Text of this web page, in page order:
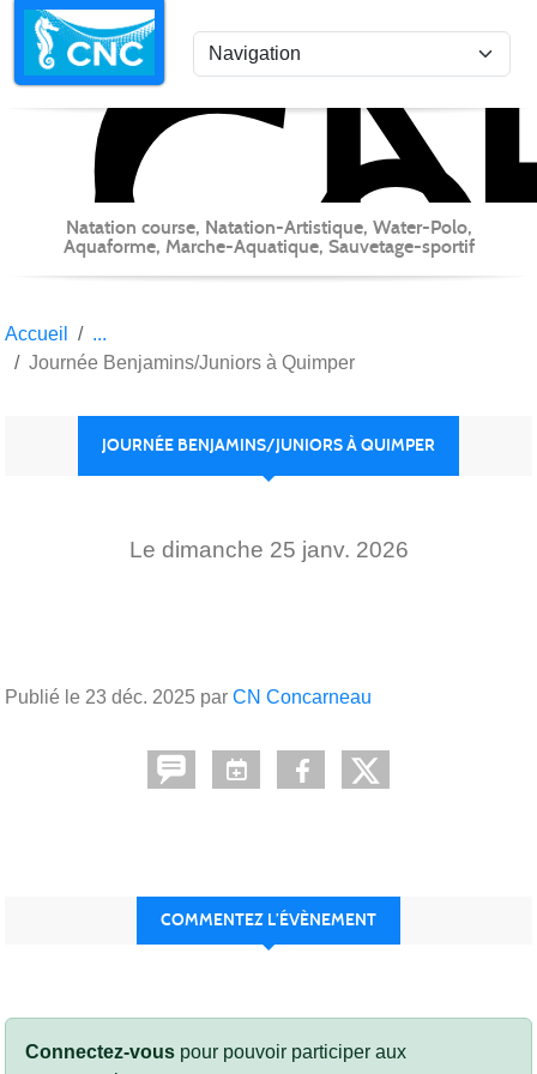
Natation course, Natation-Artistique, Water-Polo,
Aquaforme, Marche-Aquatique, Sauvetage-sportif
Accueil
Journée Benjamins/Juniors à Quimper
JOURNÉE BENJAMINS/JUNIORS À QUIMPER
Le dimanche 25 janv. 2026
Publié le 23 déc. 2025 par CN Concarneau
COMMENTEZ L’ÉVÈNEMENT
Connectez-vous pour pouvoir participer aux
Panneau de gestion des cookies